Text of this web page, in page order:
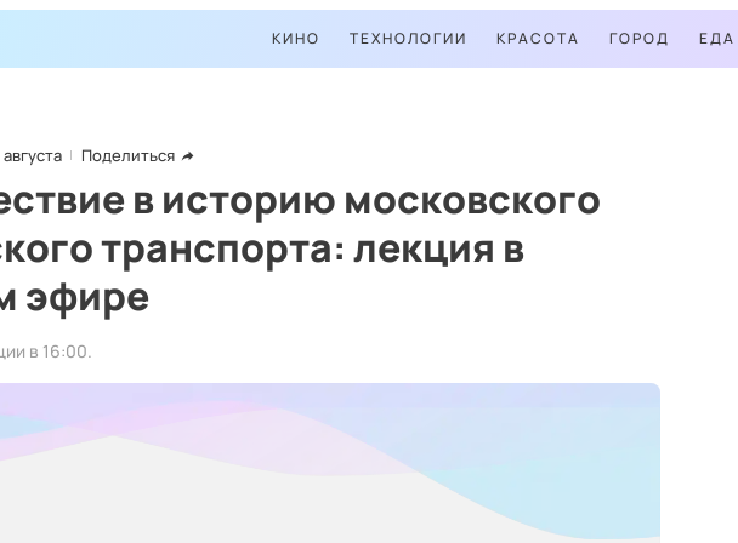
КИНО ТЕХНОЛОГИИ КРАСОТА ГОРОД ЕДА
августа Поделиться
в историю московского
транспорта: лекция в
эфире
в 16:00.